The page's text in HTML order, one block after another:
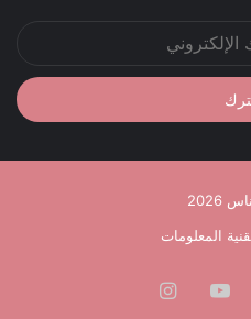
2026
المعلومات
تويتر يوتيوب